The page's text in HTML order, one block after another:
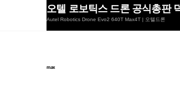
오텔 로보틱스 드론 공식총판
Autel Robotics Drone Evo2 640T Max4T | 오텔드론
max